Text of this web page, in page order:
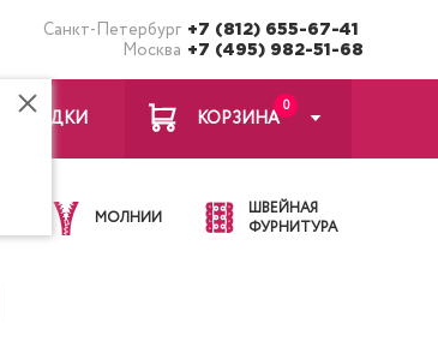
Санкт-Петербург +7 (812) 655-67-41
Москва +7 (495) 982-51-68
ЗАКЛАДКИ
0
КОРЗИНА
МОЛНИИ
ШВЕЙНАЯ
ФУРНИТУРА